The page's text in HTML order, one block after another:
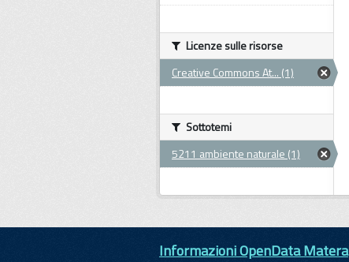
Licenze sulle risorse
Creative Commons At... (1)
Sottotemi
5211 ambiente naturale (1)
Informazioni OpenData Matera